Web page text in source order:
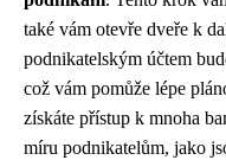
také vám otevře dveře k
podnikatelským účtem
což vám pomůže lépe
získáte přístup k mnoha
míru podnikatelům, jako